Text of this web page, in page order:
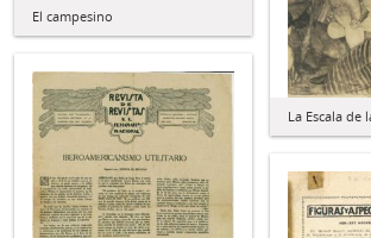
El campesino
La Escala de